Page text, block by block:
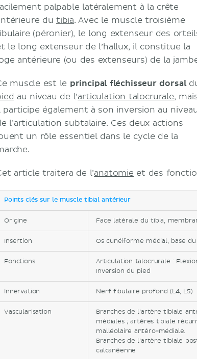
palpable latéralement à la crête
du tibia. Avec le muscle troisième
(péronier), le long extenseur des
le long extenseur de l’hallux, il constitue la
antérieure (ou des extenseurs) de la
muscle est le principal fléchisseur dorsal
au niveau de l’articulation talocrurale,
participe également à son inversion au niveau
l’articulation subtalaire. Ces deux actions
un rôle essentiel dans le cycle de la
article traitera de l’anatomie et des
Points clés sur le muscle tibial antérieur
Origine Face latérale du tibia,
Insertion Os cunéiforme médial, base
Fonctions
Articulation talocrurale :
Inversion du pied
Innervation Nerf fibulaire profond (L4, L5)
Vascularisation
Branches de l’artère tibiale
médiales ; artères tibiale
malléolaire antéro-médiale.
Branches de l’artère tibiale
calcanéenne